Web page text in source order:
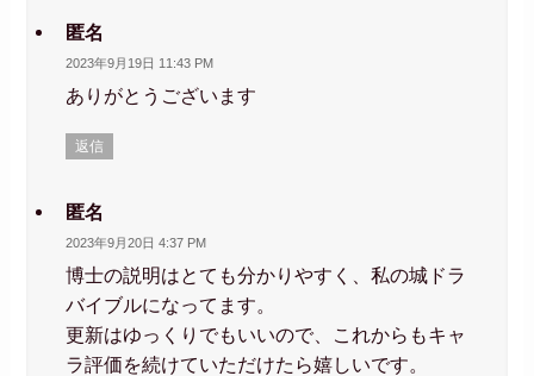
匿名
2023年9月19日 11:43 PM
ありがとうございます
返信
匿名
2023年9月20日 4:37 PM
博士の説明はとても分かりやすく、私の城ドラ
バイブルになってます。
更新はゆっくりでもいいので、これからもキャ
ラ評価を続けていただけたら嬉しいです。